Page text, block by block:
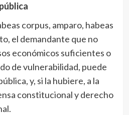
corpus, amparo, habeas
el demandante que no
económicos suficientes o
de vulnerabilidad, puede
y, si la hubiere, a la
constitucional y derecho